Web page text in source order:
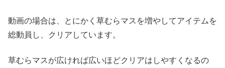
動画の場合は、とにかく草むらマスを増やしてアイテムを
総動員し、クリアしています。
草むらマスが広ければ広いほどクリアはしやすくなるの